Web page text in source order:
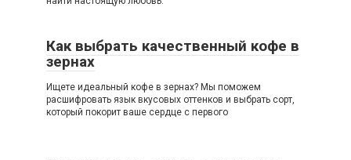
Как выбрать качественный кофе в
зернах
Ищете идеальный кофе в зернах? Мы поможем
расшифровать язык вкусовых оттенков и выбрать сорт,
который покорит ваше сердце с первого